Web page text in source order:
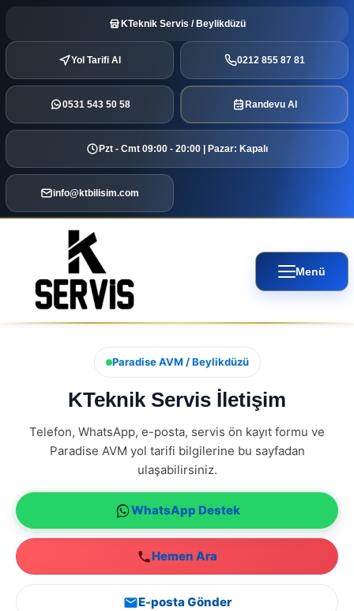
KTeknik Servis / Beylikdüzü
Yol Tarifi Al 0212 855 87 81
0531 543 50 58 Randevu Al
Pzt - Cmt 09:00 - 20:00 | Pazar: Kapalı
info@ktbilisim.com
Menü
Paradise AVM / Beylikdüzü
KTeknik Servis İletişim
Telefon, WhatsApp, e-posta, servis ön kayıt formu ve
Paradise AVM yol tarifi bilgilerine bu sayfadan
ulaşabilirsiniz.
WhatsApp Destek
Hemen Ara
E-posta Gönder